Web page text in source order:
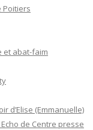
Poitiers
et abat-faim
d’Elise (Emmanuelle)
de Centre presse